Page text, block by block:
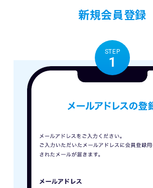
新規会員登録
STEP
1